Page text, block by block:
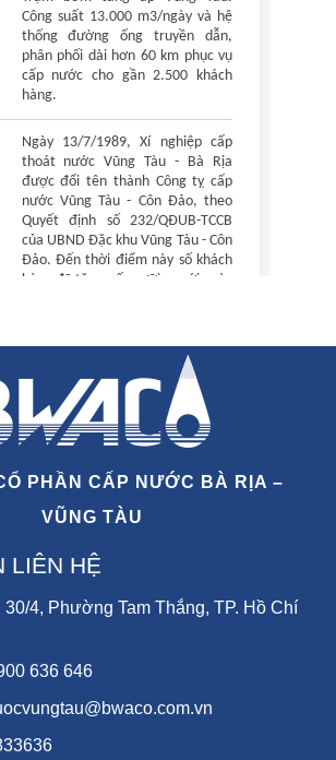
PHẦN CẤP NƯỚC BÀ RỊA –
VŨNG TÀU
LIÊN HỆ
4, Phường Tam Thắng, TP. Hồ Chí
636 646